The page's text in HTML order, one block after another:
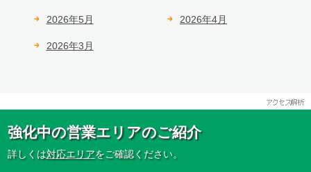
2026年5月 2026年4月
2026年3月
強化中の営業エリアのご紹介
詳しくは対応エリアをご確認ください。